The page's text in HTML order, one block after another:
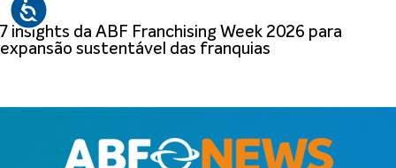
7 insights da ABF Franchising Week 2026 para
expansão sustentável das franquias